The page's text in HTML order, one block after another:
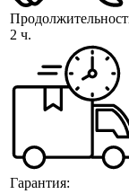
2 ч.
Гарантия: